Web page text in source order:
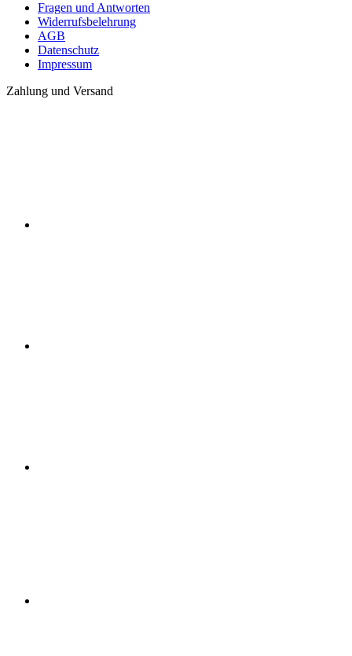
Fragen und Antworten
Widerrufsbelehrung
AGB
Datenschutz
Impressum
Zahlung und Versand